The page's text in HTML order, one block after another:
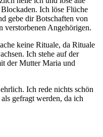
Ich löse Flüche
gebe dir Botschaften von
verstorbenen Angehörigen.
keine Rituale, da Rituale
Ich stehe auf der
der Mutter Maria und
Ich rede nichts schön
gefragt werden, da ich